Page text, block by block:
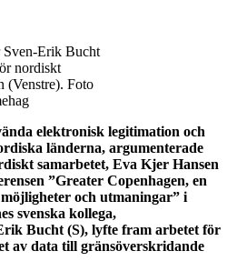
Sven-Erik Bucht
nordiskt
(Venstre). Foto
elektronisk legitimation och
länderna, argumenterade
samarbetet, Eva Kjer Hansen
”Greater Copenhagen, en
och utmaningar” i
svenska kollega,
Bucht (S), lyfte fram arbetet för
av data till gränsöverskridande